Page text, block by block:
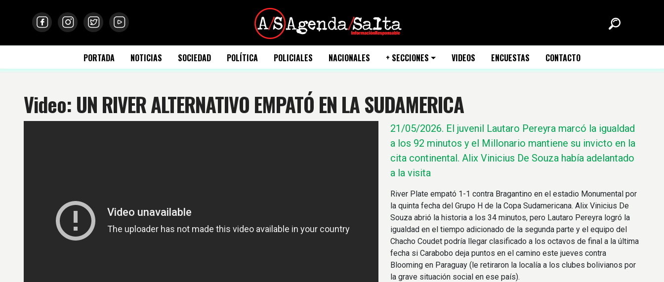
PORTADA NOTICIAS SOCIEDAD POLÍTICA POLICIALES NACIONALES + SECCIONES VIDEOS ENCUESTAS CONTACTO
Video: UN RIVER ALTERNATIVO EMPATÓ EN LA SUDAMERICA
21/05/2026. El juvenil Lautaro Pereyra marcó la igualdad
a los 92 minutos y el Millonario mantiene su invicto en la
cita continental. Alix Vinicius De Souza había adelantado
a la visita
River Plate empató 1-1 contra Bragantino en el estadio Monumental por
la quinta fecha del Grupo H de la Copa Sudamericana. Alix Vinicius De
Souza abrió la historia a los 34 minutos, pero Lautaro Pereyra logró la
igualdad en el tiempo adicionado de la segunda parte y el equipo del
Chacho Coudet podría llegar clasificado a los octavos de final a la última
fecha si Carabobo deja puntos en el camino este jueves contra
Blooming en Paraguay (le retiraron la localía a los clubes bolivianos por
la grave situación social en ese país).